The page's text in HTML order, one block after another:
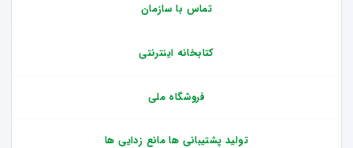
تماس با سازمان
کتابخانه اینترنتی
فروشگاه ملی
تولید پشتیبانی ها مانع زدایی ها